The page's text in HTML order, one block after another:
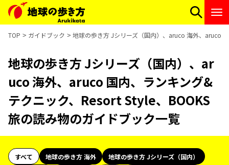
TOP ガイドブック 地球の歩き方 Jシリーズ（国内）、aruco 海外、aruco
地球の歩き方 Jシリーズ（国内）、ar
uco 海外、aruco 国内、ランキング&
テクニック、Resort Style、BOOKS
旅の読み物のガイドブック一覧
すべて 地球の歩き方 海外
地球の歩き方 Jシリーズ（国内）